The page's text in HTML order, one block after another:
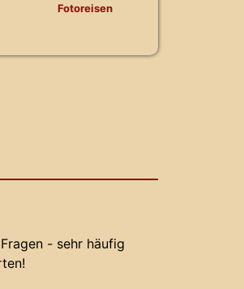
Fotoreisen
- sehr häufig